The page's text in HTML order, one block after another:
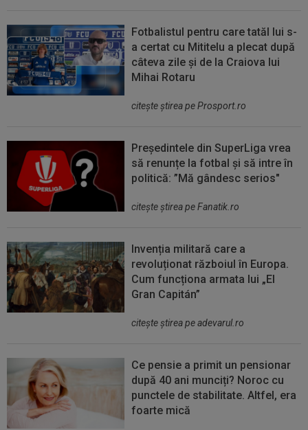
Fotbalistul pentru care tatăl lui s-
a certat cu Mititelu a plecat după
câteva zile și de la Craiova lui
Mihai Rotaru
citeşte ştirea pe Prosport.ro
Președintele din SuperLiga vrea
să renunțe la fotbal și să intre în
politică: ”Mă gândesc serios"
citeşte ştirea pe Fanatik.ro
Invenția militară care a
revoluționat războiul în Europa.
Cum funcționa armata lui „El
Gran Capitán”
citeşte ştirea pe adevarul.ro
Ce pensie a primit un pensionar
după 40 ani munciți? Noroc cu
punctele de stabilitate. Altfel, era
foarte mică